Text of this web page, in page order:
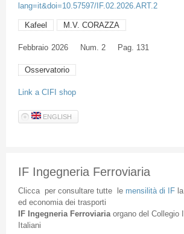
lang=it&doi=10.57597/IF.02.2026.ART.2
Kafeel M.V. CORAZZA
Febbraio 2026 Num. 2 Pag. 131
Osservatorio
Link a CIFI shop
ENGLISH
IF Ingegneria Ferroviaria
Cliccaper consultare tuttele mensilità di IFla
ed economia dei trasporti
IF Ingegneria Ferroviaria organodel Collegio
Italiani